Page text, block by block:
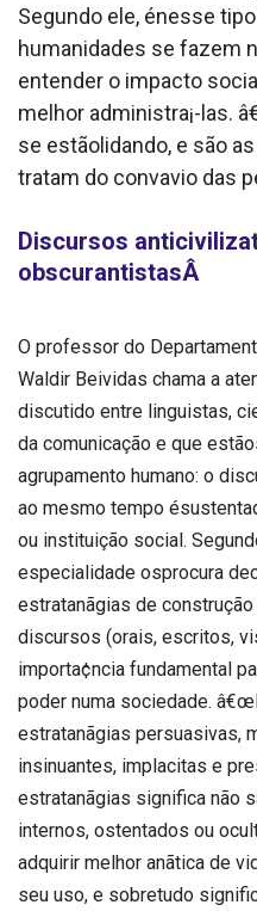
Segundo ele, énesse
humanidades se fazem
entender o impacto
melhor administra¡-las.
se estãolidando, e são
tratam do conva­vio das
Discursos
obscurantistasÂ
O professor do
Waldir Beividas chama a
discutido entre linguistas,
da comunicação e que
agrupamento humano: o
ao mesmo tempo
ou instituição social.
especialidade osprocura
estratanãgias de
discursos (orais, escritos,
importa¢ncia fundamental
poder numa sociedade.
estratanãgias persuasivas,
insinuantes, impla­citas e
estratanãgias significa não
internos, ostentados ou
adquirir melhor anãtica de
seu uso, e sobretudo